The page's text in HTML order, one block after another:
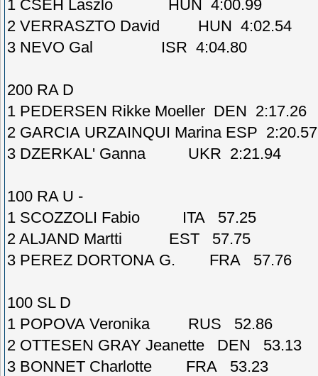
1 CSEH Laszlo HUN 4:00.99
2 VERRASZTO David HUN 4:02.54
3 NEVO Gal ISR 4:04.80
200 RA D
1 PEDERSEN Rikke Moeller DEN 2:17.26
2 GARCIA URZAINQUI Marina ESP 2:20.57
3 DZERKAL' Ganna UKR 2:21.94
100 RA U -
1 SCOZZOLI Fabio ITA 57.25
2 ALJAND Martti EST 57.75
3 PEREZ DORTONA G. FRA 57.76
100 SL D
1 POPOVA Veronika RUS 52.86
2 OTTESEN GRAY Jeanette DEN 53.13
3 BONNET Charlotte FRA 53.23